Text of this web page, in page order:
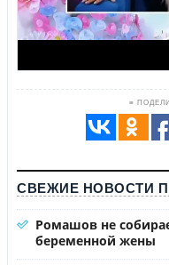
≡
СВЕЖИЕ НОВОСТИ
Ромашов не
беременной жены